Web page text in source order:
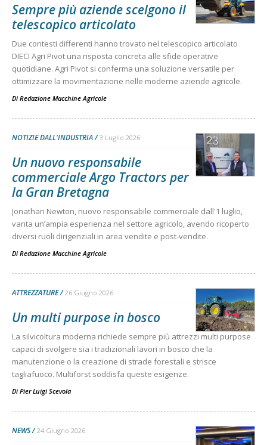
Sempre più aziende scelgono il
telescopico articolato
Due contesti differenti hanno trovato nel telescopico articolato
DIECI Agri Pivot una risposta concreta alle sfide operative
quotidiane. Agri Pivot si conferma una soluzione versatile per
ottimizzare la movimentazione nelle moderne aziende agricole.
Di Redazione Macchine Agricole
NOTIZIE DALL'INDUSTRIA 3 Luglio 2026
Un nuovo responsabile
commerciale Argo Tractors per
la Gran Bretagna
Jonathan Newton, nuovo responsabile commerciale dall'1 luglio,
vanta un’ampia esperienza nel settore agricolo, avendo ricoperto
diversi ruoli dirigenziali in area vendite e post-vendite.
Di Redazione Macchine Agricole
ATTREZZATURE 26 Giugno 2026
Un multi purpose in bosco
La silvicoltura moderna richiede sempre più attrezzi multi purpose
capaci di svolgere sia i tradizionali lavori in bosco che la
manutenzione o la creazione di strade forestali e strisce
tagliafuoco. Multiforst soddisfa queste esigenze.
Di Pier Luigi Scevola
NEWS 24 Giugno 2026